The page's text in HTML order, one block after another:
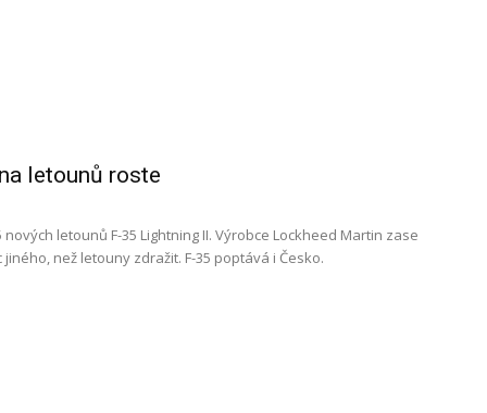
letounů roste
letounů F-35 Lightning II. Výrobce Lockheed Martin zase
než letouny zdražit. F-35 poptává i Česko.